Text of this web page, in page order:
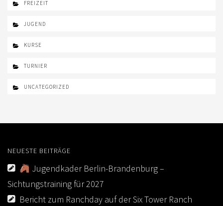
FREIZEIT
JUGEND
KURSE
TURNIER
UNCATEGORIZED
NEUESTE BEITRÄGE
Jugendkader Berlin-Brandenburg –
Sichtungstraining für 2027
Bericht zum Ranchday auf der Six Tower Ranch